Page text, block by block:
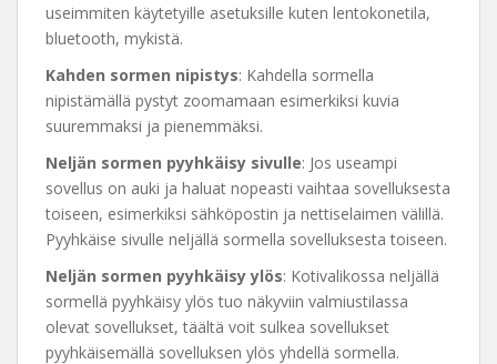
useimmiten käytetyille asetuksille kuten lentokonetila,
bluetooth, mykistä.
Kahden sormen nipistys: Kahdella sormella
nipistämällä pystyt zoomamaan esimerkiksi kuvia
suuremmaksi ja pienemmäksi.
Neljän sormen pyyhkäisy sivulle: Jos useampi
sovellus on auki ja haluat nopeasti vaihtaa sovelluksesta
toiseen, esimerkiksi sähköpostin ja nettiselaimen välillä.
Pyyhkäise sivulle neljällä sormella sovelluksesta toiseen.
Neljän sormen pyyhkäisy ylös: Kotivalikossa neljällä
sormellä pyyhkäisy ylös tuo näkyviin valmiustilassa
olevat sovellukset, täältä voit sulkea sovellukset
pyyhkäisemällä sovelluksen ylös yhdellä sormella.